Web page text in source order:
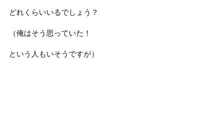
どれくらいいるでしょう？
（俺はそう思っていた！
という人もいそうですが）